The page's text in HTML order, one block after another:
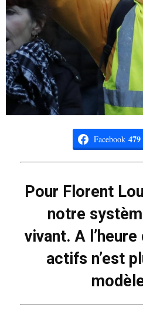
Facebook 479
Pour Florent
notre
vivant. A
actifs n’est